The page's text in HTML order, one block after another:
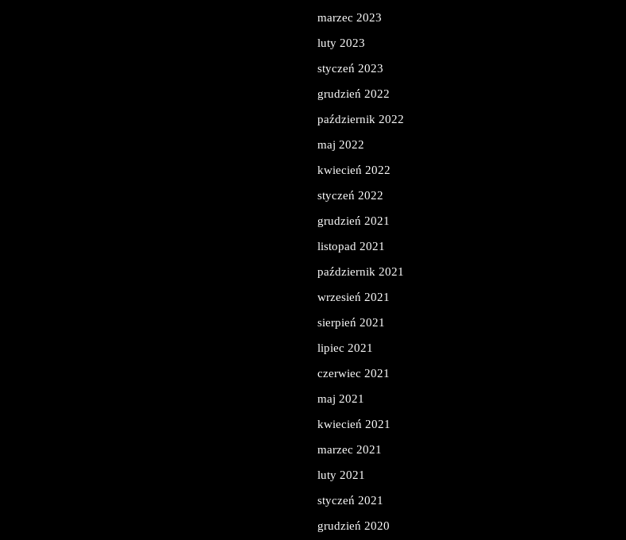
marzec 2023
luty 2023
styczeń 2023
grudzień 2022
październik 2022
maj 2022
kwiecień 2022
styczeń 2022
grudzień 2021
listopad 2021
październik 2021
wrzesień 2021
sierpień 2021
lipiec 2021
czerwiec 2021
maj 2021
kwiecień 2021
marzec 2021
luty 2021
styczeń 2021
grudzień 2020